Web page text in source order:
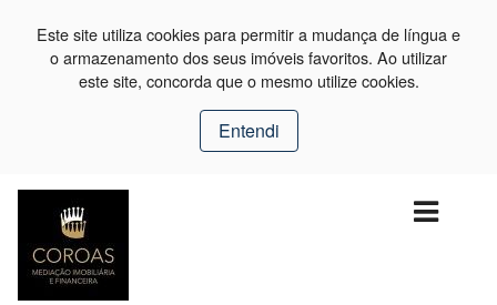
Este site utiliza cookies para permitir a mudança de língua e
o armazenamento dos seus imóveis favoritos. Ao utilizar
este site, concorda que o mesmo utilize cookies.
Entendi